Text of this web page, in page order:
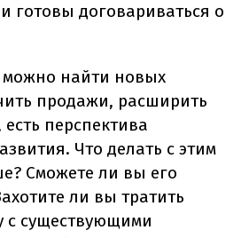
готовы договариваться о
можно найти новых
продажи, расширить
перспектива
Что делать с этим
Сможете ли вы его
ли вы тратить
с существующими